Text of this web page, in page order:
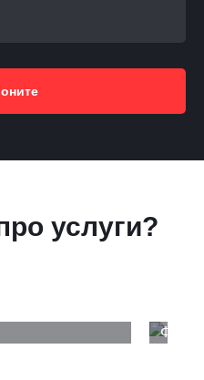
услуги?